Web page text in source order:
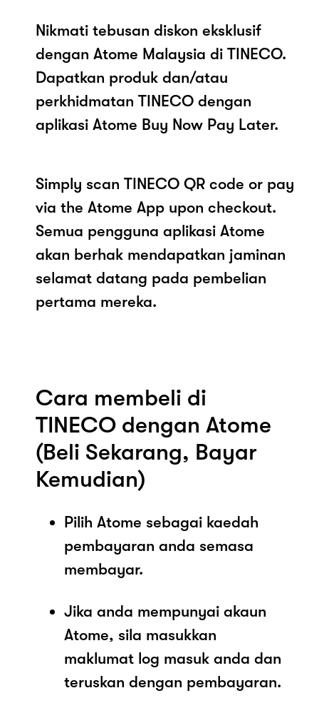
Nikmati tebusan diskon eksklusif
dengan Atome Malaysia di TINECO.
Dapatkan produk dan/atau
perkhidmatan TINECO dengan
aplikasi Atome Buy Now Pay Later.
Simply scan TINECO QR code or pay
via the Atome App upon checkout.
Semua pengguna aplikasi Atome
akan berhak mendapatkan jaminan
selamat datang pada pembelian
pertama mereka.
Cara membeli di
TINECO dengan Atome
(Beli Sekarang, Bayar
Kemudian)
Pilih Atome sebagai kaedah
pembayaran anda semasa
membayar.
Jika anda mempunyai akaun
Atome, sila masukkan
maklumat log masuk anda dan
teruskan dengan pembayaran.